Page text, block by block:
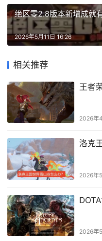
绝区零2.8版本新增成就
2026年5月11日 16:26
相关推荐
王者
2026年
洛克
2026年
2026年